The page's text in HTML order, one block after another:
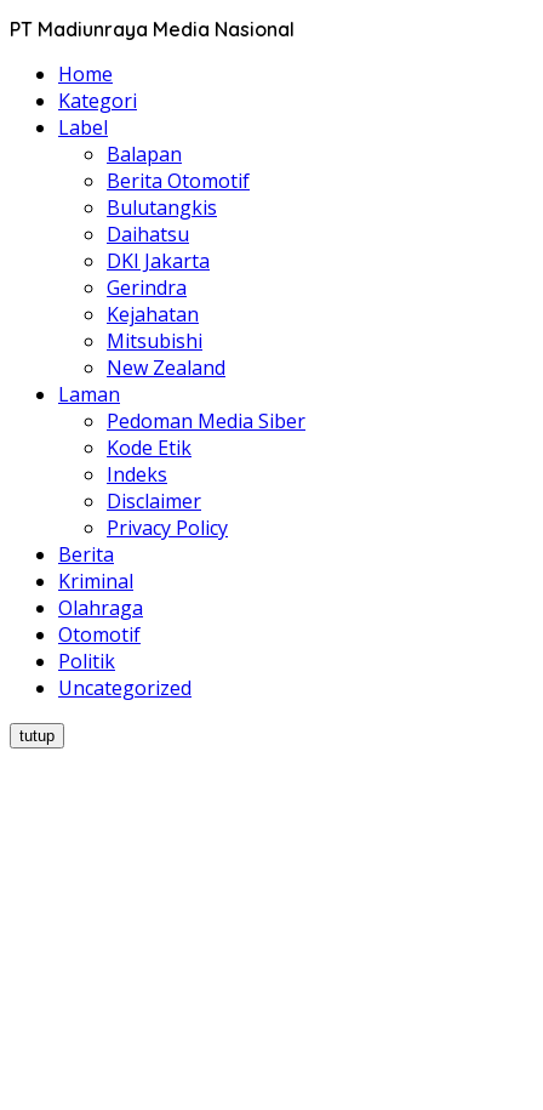
PT Madiunraya Media Nasional
Home
Kategori
Label
Balapan
Berita Otomotif
Bulutangkis
Daihatsu
DKI Jakarta
Gerindra
Kejahatan
Mitsubishi
New Zealand
Laman
Pedoman Media Siber
Kode Etik
Indeks
Disclaimer
Privacy Policy
Berita
Kriminal
Olahraga
Otomotif
Politik
Uncategorized
tutup